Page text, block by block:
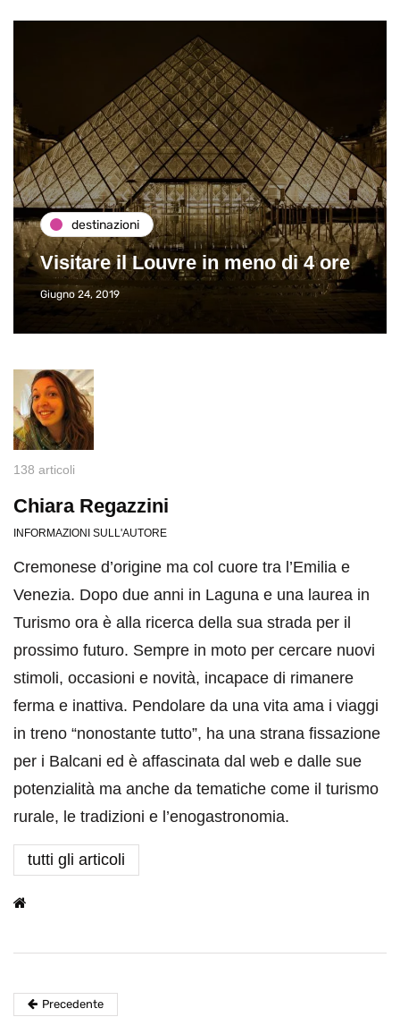
destinazioni
Visitare il Louvre in meno di 4 ore
Giugno 24, 2019
138 articoli
Chiara Regazzini
INFORMAZIONI SULL'AUTORE
Cremonese d’origine ma col cuore tra l’Emilia e
Venezia. Dopo due anni in Laguna e una laurea in
Turismo ora è alla ricerca della sua strada per il
prossimo futuro. Sempre in moto per cercare nuovi
stimoli, occasioni e novità, incapace di rimanere
ferma e inattiva. Pendolare da una vita ama i viaggi
in treno “nonostante tutto”, ha una strana fissazione
per i Balcani ed è affascinata dal web e dalle sue
potenzialità ma anche da tematiche come il turismo
rurale, le tradizioni e l’enogastronomia.
tutti gli articoli
Precedente